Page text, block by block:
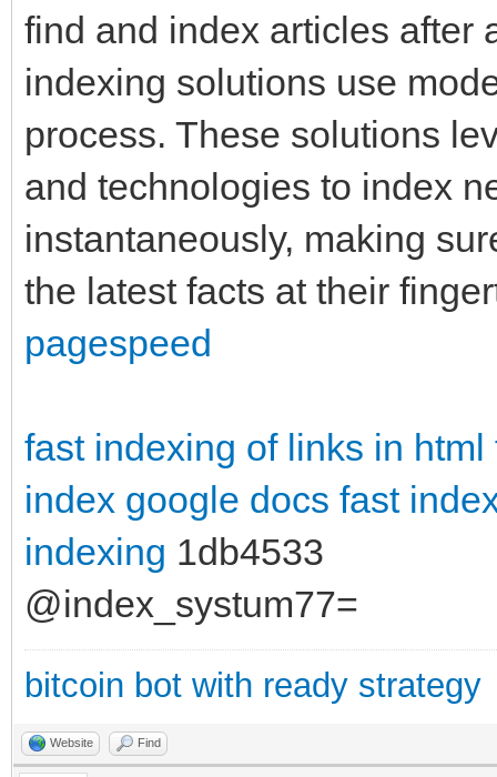
find and index articles after
indexing solutions use
process. These solutions
and technologies to index
instantaneously, making
the latest facts at their
pagespeed
fast indexing of links in html
index google docs fast
indexing 1db4533
@index_systum77=
bitcoin bot with ready strategy
Website Find